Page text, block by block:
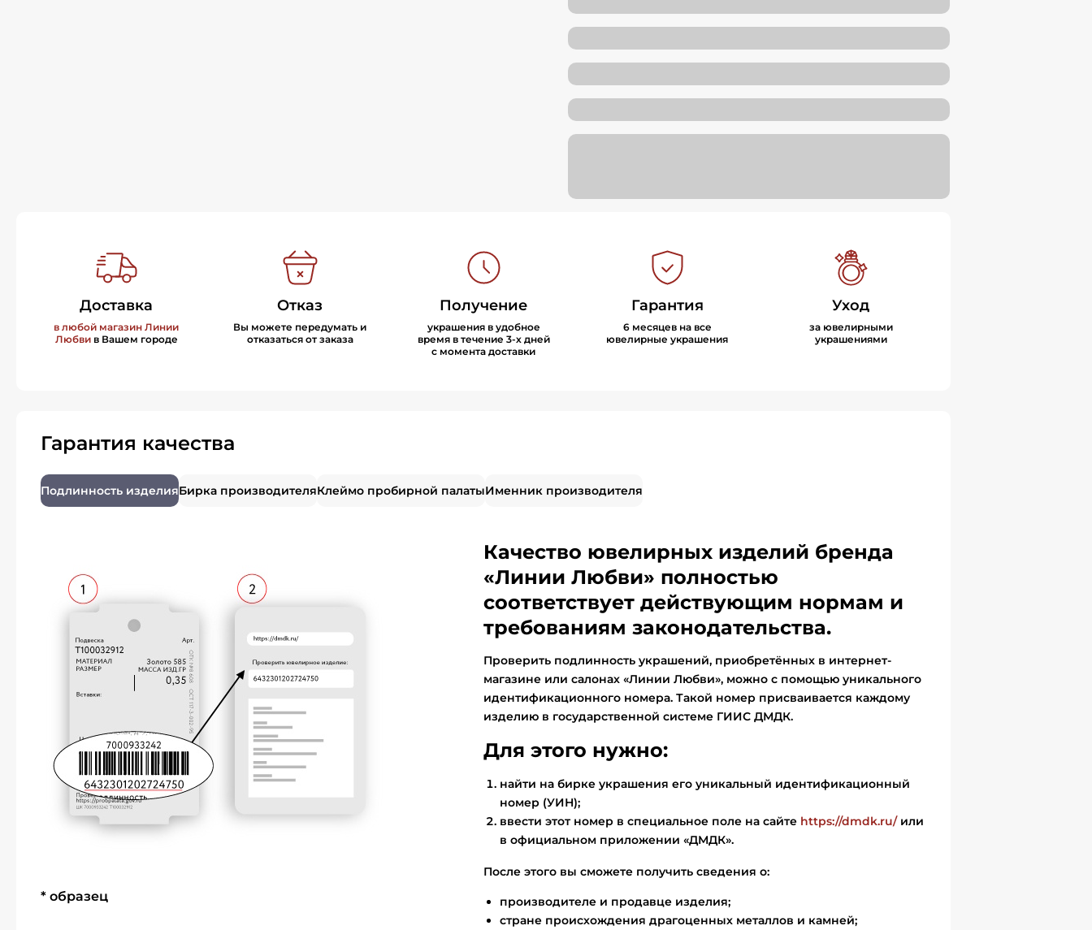
Доставка
в любой магазин Линии
Любвив Вашем городе
Отказ
Вы можете передумать и
отказаться от заказа
Получение
украшения в удобное
время в течение 3-х дней
с момента доставки
Гарантия
6 месяцев на все
ювелирные украшения
Уход
за ювелирными
украшениями
Гарантия качества
Подлинность изделияБирка производителяКлеймо пробирной палатыИменник производителя
* образец
Качество ювелирных изделий бренда
«Линии Любви» полностью
соответствует действующим нормам и
требованиям законодательства.
Проверить подлинность украшений, приобретённых в интернет-
магазине или салонах «Линии Любви», можно с помощью уникального
идентификационного номера. Такой номер присваивается каждому
изделию в государственной системе ГИИС ДМДК.
Для этого нужно:
найти на бирке украшения его уникальный идентификационный
номер (УИН);
ввести этот номер в специальное поле на сайте https://dmdk.ru/или
в официальном приложении «ДМДК».
После этого вы сможете получить сведения о:
производителе и продавце изделия;
стране происхождения драгоценных металлов и камней;